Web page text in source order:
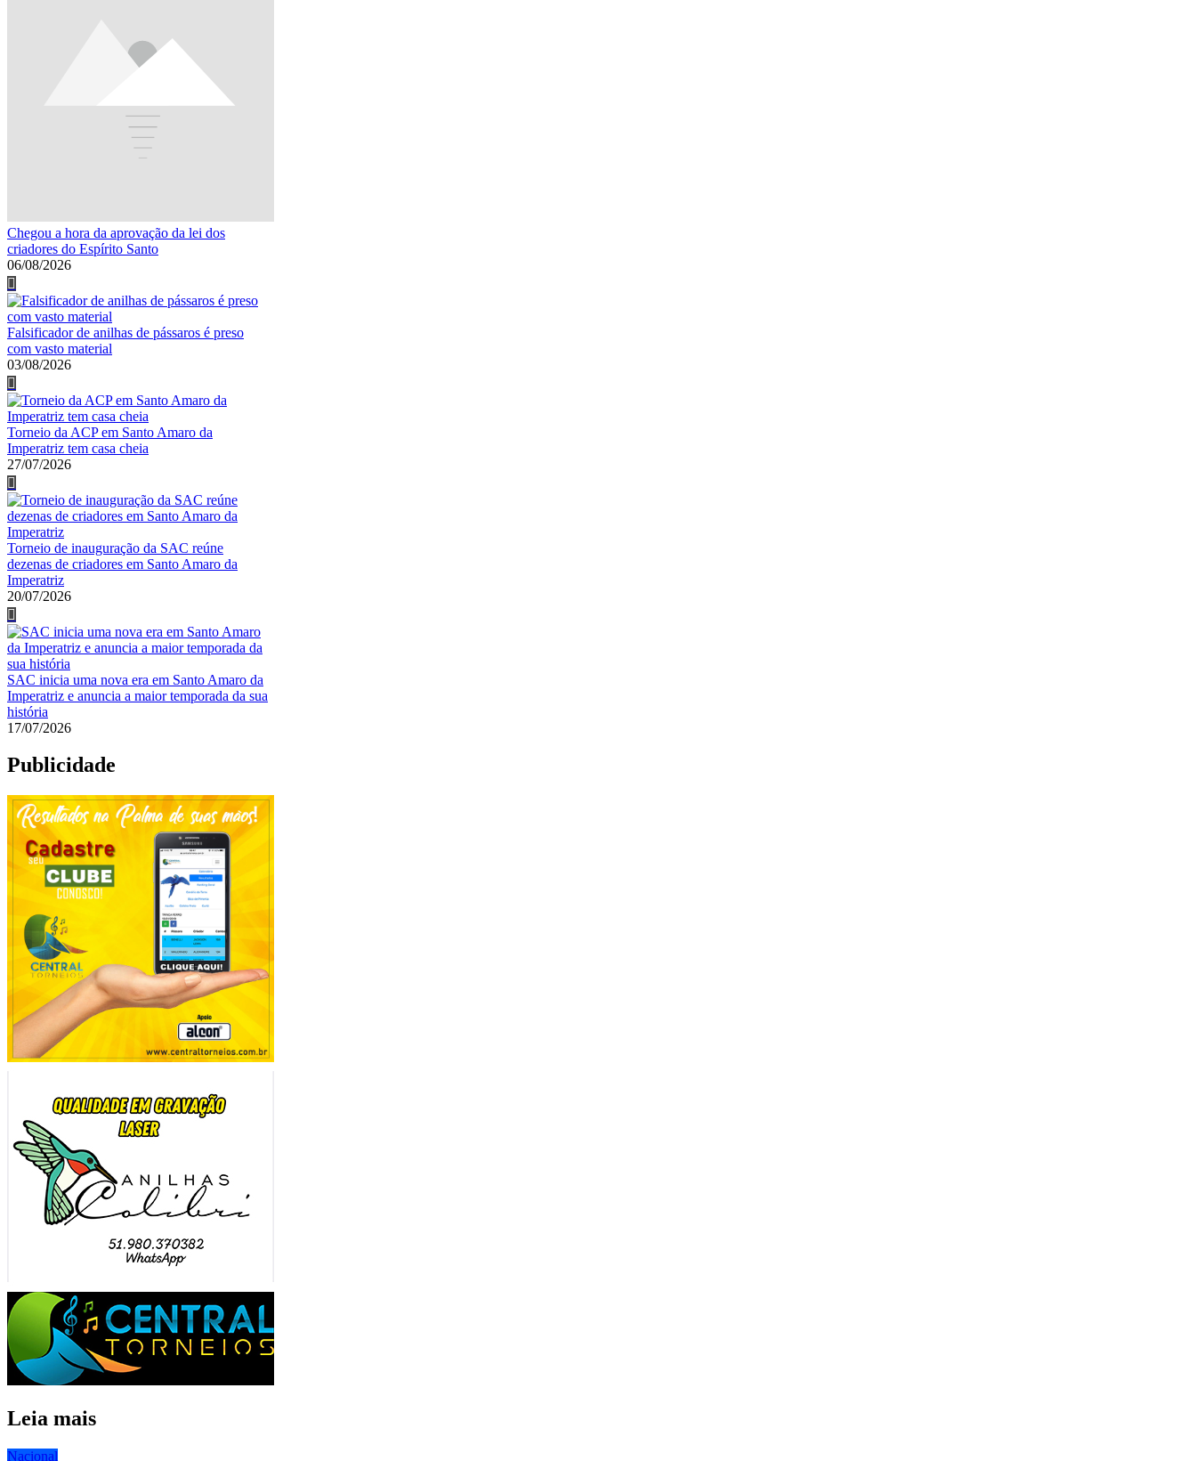
Chegou a hora da aprovação da lei dos
criadores do Espírito Santo
06/08/2026
Falsificador de anilhas de pássaros é preso
com vasto material
03/08/2026
Torneio da ACP em Santo Amaro da
Imperatriz tem casa cheia
27/07/2026
Torneio de inauguração da SAC reúne
dezenas de criadores em Santo Amaro da
Imperatriz
20/07/2026
SAC inicia uma nova era em Santo Amaro da
Imperatriz e anuncia a maior temporada da sua
história
17/07/2026
Publicidade
Leia mais
Nacional